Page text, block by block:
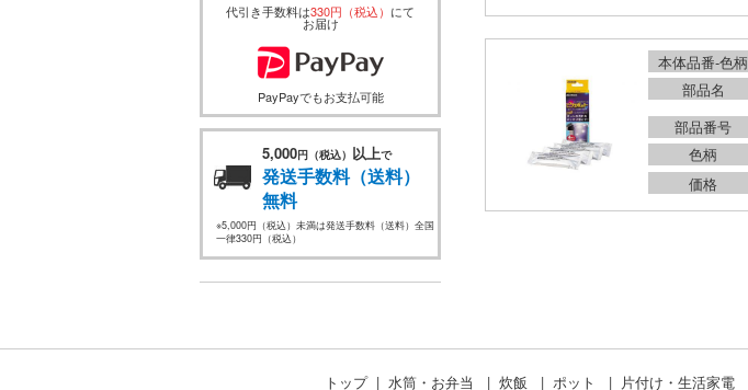
本体品番-色柄
部品名
部品番号
色柄
価格
代引き手数料は330円（税込） にて
お届け
PayPayでもお支払可能
5,000円（税込） 以上で
発送手数料（送料）
無料
※5,000円（税込）未満は発送手数料（送料）全国
一律330円（税込）
トップ 水筒・お弁当 炊飯 ポット 片付け・生活家電